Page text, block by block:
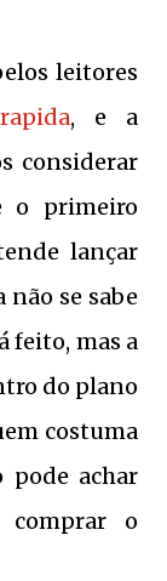
leitores
, e a
considerar
o primeiro
lançar
não se sabe
feito, mas a
do plano
costuma
achar
comprar o